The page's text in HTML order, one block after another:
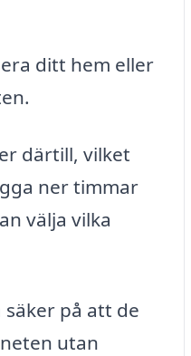
ditt hem eller
därtill, vilket
ner timmar
välja vilka
på att de
utan